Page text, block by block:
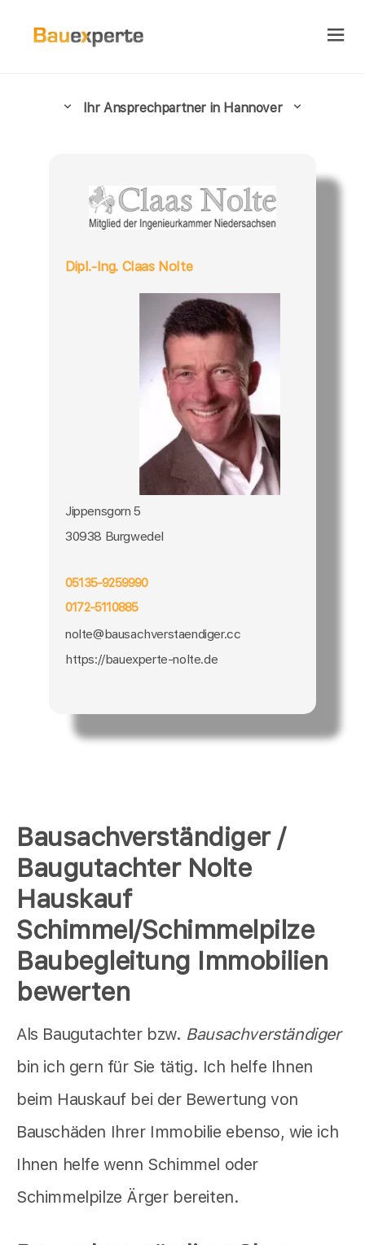
Bausachverständiger /
Baugutachter Nolte
Hauskauf
Schimmel/Schimmelpilze
Baubegleitung Immobilien
bewerten
Als Baugutachter bzw. Bausachverständiger
bin ich gern für Sie tätig. Ich helfe Ihnen
beim Hauskauf bei der Bewertung von
Bauschäden Ihrer Immobilie ebenso, wie ich
Ihnen helfe wenn Schimmel oder
Schimmelpilze Ärger bereiten.
Ihr Ansprechpartner in Hannover
Dipl.-Ing. Claas Nolte
Jippensgorn 5
30938 Burgwedel
05135-9259990
0172-5110885
nolte@bausachverstaendiger.cc
https://bauexperte-nolte.de